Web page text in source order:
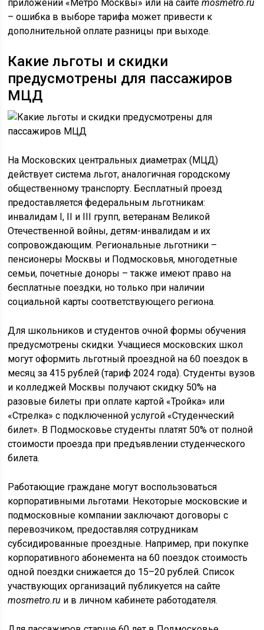
приложении «Метро Москвы» или на сайтеmosmetro.ru
– ошибка в выборе тарифа может привести к
дополнительной оплате разницы при выходе.
Какие льготы и скидки
предусмотрены для пассажиров
МЦД
На Московских центральных диаметрах (МЦД)
действует система льгот, аналогичная городскому
общественному транспорту. Бесплатный проезд
предоставляется федеральным льготникам:
инвалидам I, II и III групп, ветеранам Великой
Отечественной войны, детям-инвалидам и их
сопровождающим. Региональные льготники –
пенсионеры Москвы и Подмосковья, многодетные
семьи, почетные доноры – также имеют право на
бесплатные поездки, но только при наличии
социальной карты соответствующего региона.
Для школьников и студентов очной формы обучения
предусмотрены скидки. Учащиеся московских школ
могут оформить льготный проездной на 60 поездок в
месяц за 415 рублей (тариф 2024 года). Студенты вузов
и колледжей Москвы получают скидку 50% на
разовые билеты при оплате картой «Тройка» или
«Стрелка» с подключенной услугой «Студенческий
билет». В Подмосковье студенты платят 50% от полной
стоимости проезда при предъявлении студенческого
билета.
Работающие граждане могут воспользоваться
корпоративными льготами. Некоторые московские и
подмосковные компании заключают договоры с
перевозчиком, предоставляя сотрудникам
субсидированные проездные. Например, при покупке
корпоративного абонемента на 60 поездок стоимость
одной поездки снижается до 15–20 рублей. Список
участвующих организаций публикуется на сайте
mosmetro.ru и в личном кабинете работодателя.